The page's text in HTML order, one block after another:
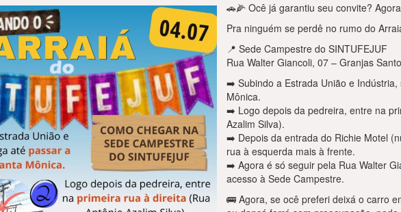
🚗🌽 Ocê já garantiu seu convite?
Pra ninguém se perdê no rumo do
📍 Sede Campestre do SINTUFEJUF
Rua Walter Giancoli, 07 – Granjas
➡️ Subindo a Estrada União e
Mônica.
➡️ Logo depois da pedreira, entre na
Azalim Silva).
➡️ Depois da entrada do Richie Motel
rua à esquerda mais à frente.
➡️ Agora é só seguir pela Rua Walter
acesso à Sede Campestre.
🚌 Agora, se ocê preferi deixá o carro